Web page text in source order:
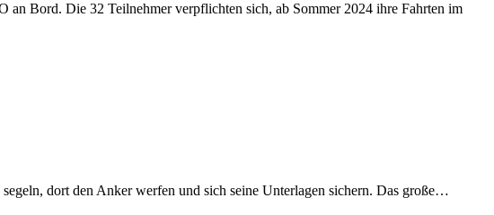
Bord. Die 32 Teilnehmer verpflichten sich, ab Sommer 2024 ihre Fahrten im
dort den Anker werfen und sich seine Unterlagen sichern. Das große…